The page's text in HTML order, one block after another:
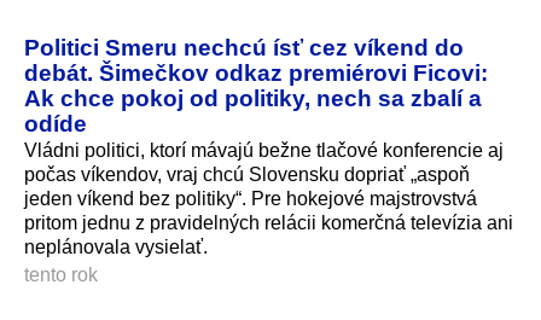
Politici Smeru nechcú ísť cez víkend do
debát. Šimečkov odkaz premiérovi Ficovi:
Ak chce pokoj od politiky, nech sa zbalí a
odíde
Vládni politici, ktorí mávajú bežne tlačové konferencie aj
počas víkendov, vraj chcú Slovensku dopriať „aspoň
jeden víkend bez politiky“. Pre hokejové majstrovstvá
pritom jednu z pravidelných relácii komerčná televízia ani
neplánovala vysielať.
tento rok